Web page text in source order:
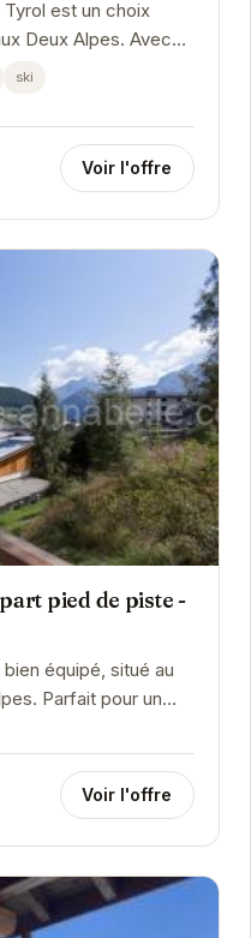
est un choix
Deux Alpes. Avec
son emplacement...
ski
Voir l'offre
pied de piste -
équipé, situé au
Parfait pour un
amis.
Voir l'offre